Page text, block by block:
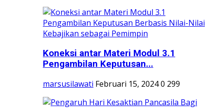
Koneksi antar Materi Modul 3.1
Pengambilan Keputusan...
marsusilawati Februari 15, 20240 299